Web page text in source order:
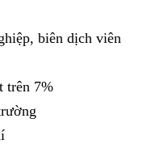
biên dịch viên
trên 7%